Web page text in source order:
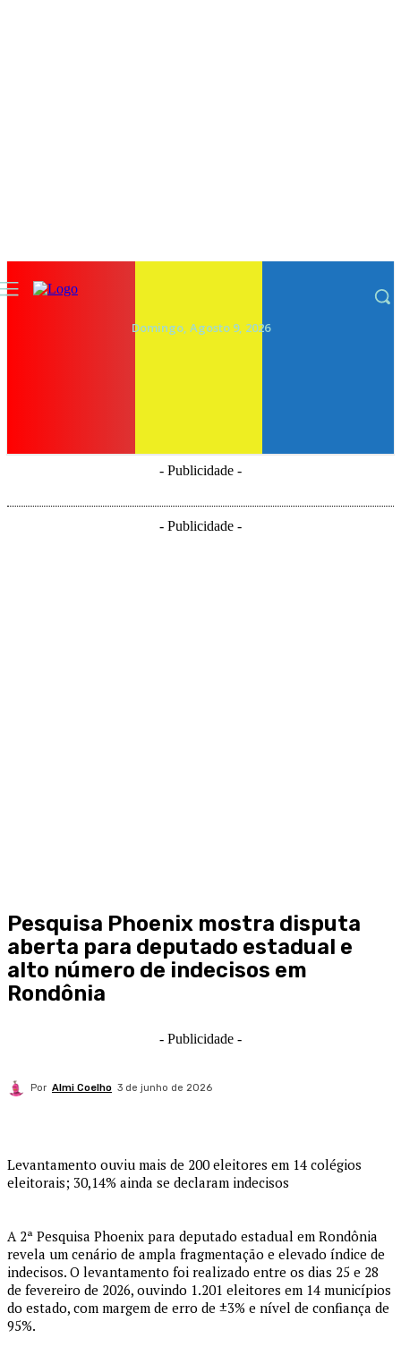
Domingo, Agosto 9, 2026
- Publicidade -
- Publicidade -
Pesquisa Phoenix mostra disputa
aberta para deputado estadual e
alto número de indecisos em
Rondônia
- Publicidade -
Por Almi Coelho 3 de junho de 2026
Levantamento ouviu mais de 200 eleitores em 14 colégios
eleitorais; 30,14% ainda se declaram indecisos
A 2ª Pesquisa Phoenix para deputado estadual em Rondônia
revela um cenário de ampla fragmentação e elevado índice de
indecisos. O levantamento foi realizado entre os dias 25 e 28
de fevereiro de 2026, ouvindo 1.201 eleitores em 14 municípios
do estado, com margem de erro de ±3% e nível de confiança de
95%.